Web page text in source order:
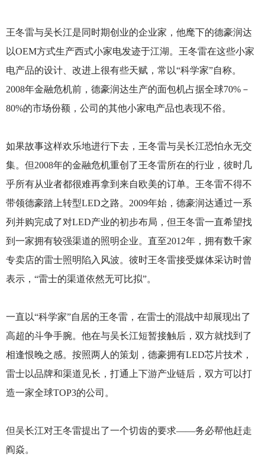
王冬雷与吴长江是同时期创业的企业家，他麾下的德豪润达
以OEM方式生产西式小家电发迹于江湖。王冬雷在这些小家
电产品的设计、改进上很有些天赋，常以“科学家”自称。
2008年金融危机前，德豪润达生产的面包机占据全球70%－
80%的市场份额，公司的其他小家电产品也表现不俗。
如果故事这样欢乐地进行下去，王冬雷与吴长江恐怕永无交
集。但2008年的金融危机重创了王冬雷所在的行业，彼时几
乎所有从业者都很难再拿到来自欧美的订单。王冬雷不得不
带领德豪踏上转型LED之路。2009年始，德豪润达通过一系
列并购完成了对LED产业的初步布局，但王冬雷一直希望找
到一家拥有较强渠道的照明企业。直至2012年，拥有数千家
专卖店的雷士照明陷入风波。彼时王冬雷接受媒体采访时曾
表示，“雷士的渠道依然无可比拟”。
一直以“科学家”自居的王冬雷，在雷士的混战中却展现出了
高超的斗争手腕。他在与吴长江短暂接触后，双方就找到了
相逢恨晚之感。按照两人的策划，德豪拥有LED芯片技术，
雷士以品牌和渠道见长，打通上下游产业链后，双方可以打
造一家全球TOP3的公司。
但吴长江对王冬雷提出了一个切齿的要求——务必帮他赶走
阎焱。